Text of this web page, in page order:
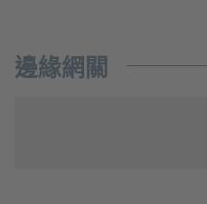
邊緣網關